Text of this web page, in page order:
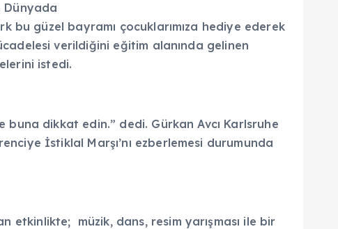
Dünyada
güzel bayramı çocuklarımıza hediye ederek
verildiğini eğitim alanında gelinen
istedi.
dikkat edin.” dedi. Gürkan Avcı Karlsruhe
İstiklal Marşı’nı ezberlemesi durumunda
etkinlikte; müzik, dans, resim yarışması ile bir